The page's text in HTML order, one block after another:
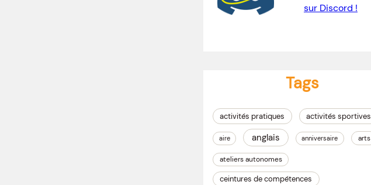
sur Discord !
Tags
activités pratiques activités sportives
aire anglais anniversaire arts
ateliers autonomes
ceintures de compétences